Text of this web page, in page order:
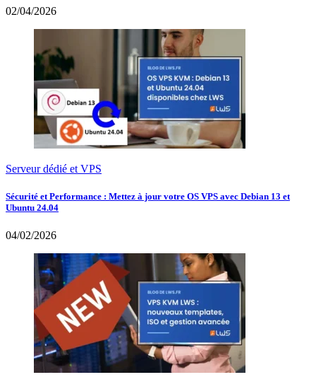
02/04/2026
Serveur dédié et VPS
Sécurité et Performance : Mettez à jour votre OS VPS avec Debian 13 et
Ubuntu 24.04
04/02/2026